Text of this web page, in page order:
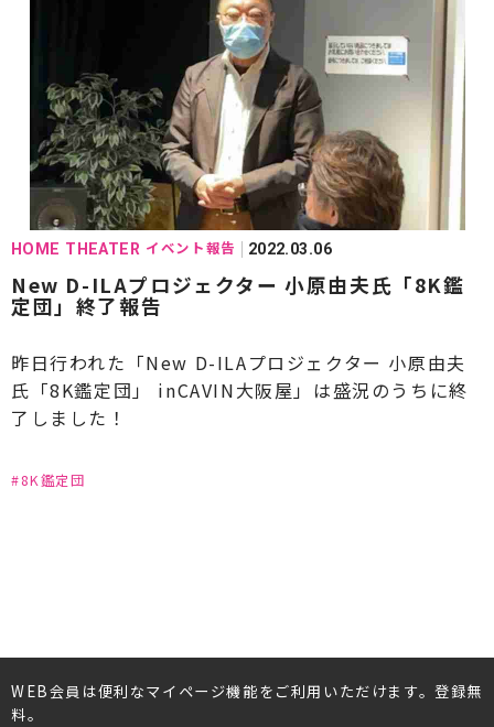
#5.1.4chシステム
#ワイヤレス・オーディオシステム
#４K有機ELテレビ #４K液晶テレビ
#プロジェクター #ホームシアター #イベント報告
すべて
HOME THEATER イベント報告 2022.03.06
New D-ILAプロジェクター 小原由夫氏「8K鑑
定団」終了報告
昨日行われた「New D-ILAプロジェクター 小原由夫
氏「8K鑑定団」 inCAVIN大阪屋」は盛況のうちに終
了しました！
#8K鑑定団
WEB会員は便利なマイページ機能をご利用いただけます。登録無
料。